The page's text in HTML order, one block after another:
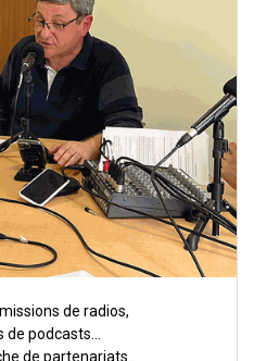
de radios,
podcasts...
de partenariats..